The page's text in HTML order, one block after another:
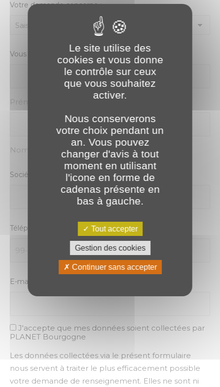
Votre demande concerne :
Vous êtes :
Prénom
Nom
Société :
Téléphone
E-mail
RGPD
J'accepte que mes données soient collectées par
PLANET Bourgogne
Les données collectées via le présent formulaire
nous servent à traiter le plus efficacement possible
votre demande de renseignement. Elles ne sont ni
Le site utilise des
cookies et vous donne
le contrôle sur ceux
que vous souhaitez
activer.
Nous conserverons
votre choix pendant un
an. Vous pouvez
changer d'avis à tout
moment en utilisant
l'icone en forme de
cadenas présente en
bas à gauche.
Tout accepter
Gestion des cookies
Continuer sans accepter